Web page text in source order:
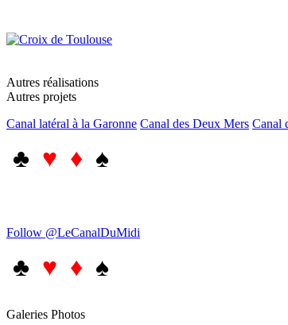
Autres réalisations
Autres projets
Canal latéral à la Garonne Canal des Deux Mers Canal
♣ ♥ ♦ ♠
Follow @LeCanalDuMidi
♣ ♥ ♦ ♠
Galeries Photos